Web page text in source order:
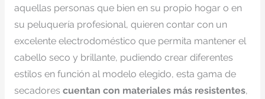
aquellas personas que bien en su propio hogar o en
su peluquería profesional, quieren contar con un
excelente electrodoméstico que permita mantener el
cabello seco y brillante, pudiendo crear diferentes
estilos en función al modelo elegido, esta gama de
secadores cuentan con materiales más resistentes,